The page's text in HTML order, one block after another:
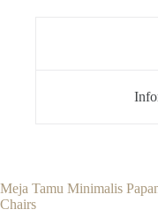
Meja Tamu Minimalis
Chairs